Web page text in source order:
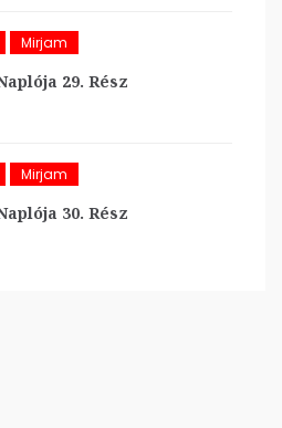
Mirjam
29. Rész
Mirjam
30. Rész